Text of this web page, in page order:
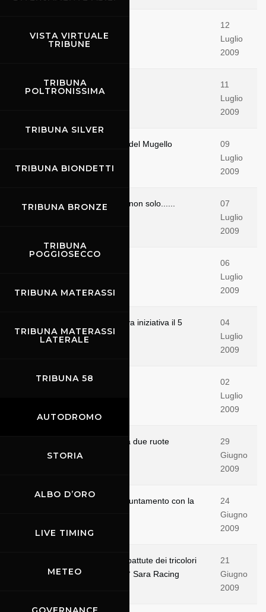
VISTA VIRTUALE
TRIBUNE
TRIBUNA
POLTRONISSIMA
TRIBUNA SILVER
TRIBUNA BIONDETTI
TRIBUNA BRONZE
TRIBUNA
POGGIOSECCO
TRIBUNA MATERASSI
TRIBUNA MATERASSI
LATERALE
TRIBUNA 58
AUTODROMO
STORIA
ALBO D’ORO
LIVE TIMING
METEO
12
Luglio
2009
Ecco le pole del CIV
11
Luglio
2009
CIV: ecco la situazione prima del Mugello
09
Luglio
2009
Il CIV: spettacolo in pista, ma non solo......
07
Luglio
2009
06
Luglio
2009
Sicurezza stradale - una nuova iniziativa il 5
luglio
04
Luglio
2009
Sempre più spettacolo
02
Luglio
2009
Ecco i vincitori del week end a due ruote
29
Giugno
2009
Dal 26 al 28 giugno terzo appuntamento con la
24
Giugno
2009
Dieci gare spettacolari e combattute dei tricolori
pista Aci-Csai concludono il 4° Sara Racing
21
Giugno
2009